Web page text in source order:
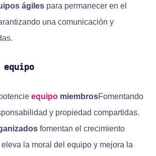
ágiles para permanecer en el
una comunicación y
equipo miembrosFomentando
y propiedad compartidas.
fomentan el crecimiento
la moral del equipo y mejora la